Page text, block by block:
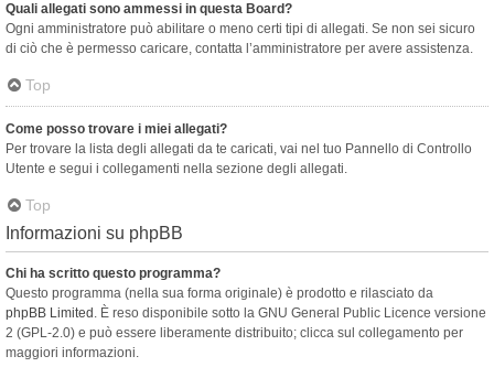
Quali allegati sono ammessi in questa Board?
Ogni amministratore può abilitare o meno certi tipi di allegati. Se non sei sicuro
di ciò che è permesso caricare, contatta l’amministratore per avere assistenza.
Top
Come posso trovare i miei allegati?
Per trovare la lista degli allegati da te caricati, vai nel tuo Pannello di Controllo
Utente e segui i collegamenti nella sezione degli allegati.
Top
Informazioni su phpBB
Chi ha scritto questo programma?
Questo programma (nella sua forma originale) è prodotto e rilasciato da
phpBB Limited . È reso disponibile sotto la GNU General Public Licence versione
2 (GPL-2.0) e può essere liberamente distribuito; clicca sul collegamento per
maggiori informazioni.